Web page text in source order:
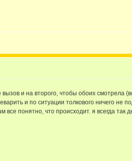
и на второго, чтобы обоих смотрела
и по ситуации толкового ничего не
все понятно, что происходит. я всегда так